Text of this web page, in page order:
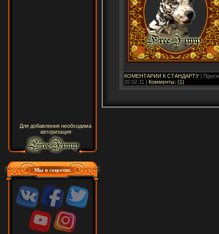
Для добавления необходима
авторизация
Мы в соцсетях
КОМЕНТАРИИ К СТАНДАРТУ |
20.02.11
Комменты: (1)